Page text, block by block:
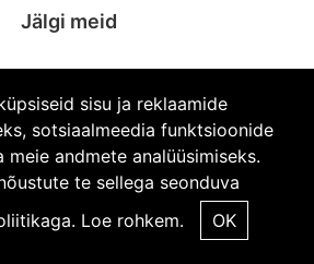
Jälgi meid
Kõik õigused kaitstud.
sisu ja reklaamide
sotsiaalmeedia funktsioonide
meie andmete analüüsimiseks.
te sellega seonduva
Loe rohkem. OK